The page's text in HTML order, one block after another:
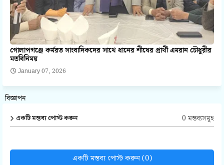
গোলাপগঞ্জে কর্মরত সাংবাদিকদের সাথে ধানের শীষের প্রার্থী এমরান চৌধুরীর
মতবিনিময়
January 07, 2026
বিজ্ঞাপন
একটি মন্তব্য পোস্ট করুন 0 মন্তব্যসমূহ
একটি মন্তব্য পোস্ট করুন (0)